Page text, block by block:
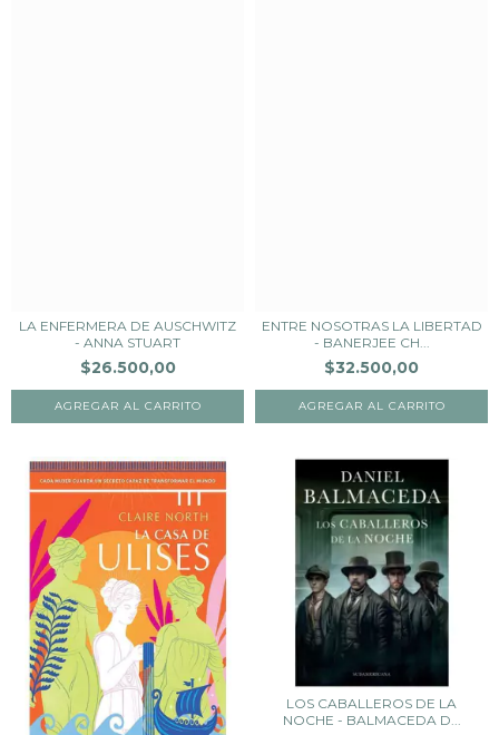
LA ENFERMERA DE AUSCHWITZ
- ANNA STUART
$26.500,00
ENTRE NOSOTRAS LA LIBERTAD
- BANERJEE CH...
$32.500,00
LOS CABALLEROS DE LA
NOCHE - BALMACEDA D...